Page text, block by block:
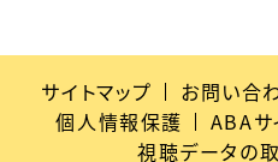
サイトマップ お問い合
個人情報保護
ABAサ
視聴データの